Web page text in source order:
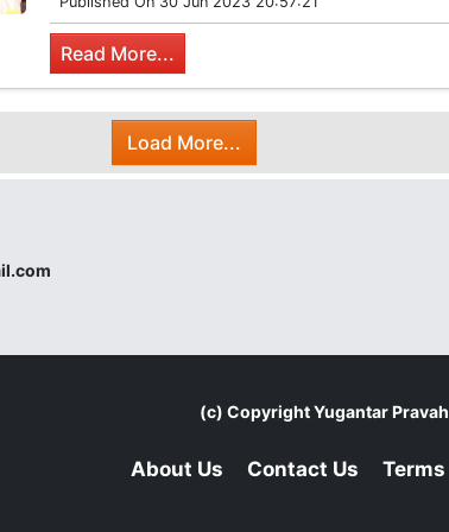
Read More...
Load More...
(c) CopyrightYugantar Pravah
About Us Contact Us Terms